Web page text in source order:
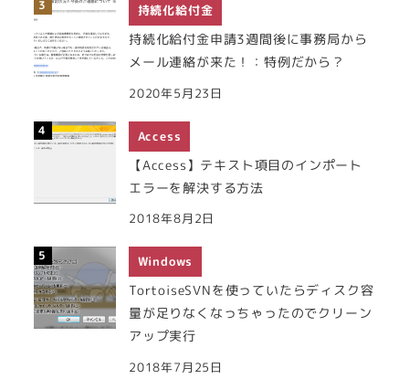
持続化給付金
持続化給付金申請3週間後に事務局から
メール連絡が来た！：特例だから？
2020年5月23日
Access
【Access】テキスト項目のインポート
エラーを解決する方法
2018年8月2日
Windows
TortoiseSVNを使っていたらディスク容
量が足りなくなっちゃったのでクリーン
アップ実行
2018年7月25日